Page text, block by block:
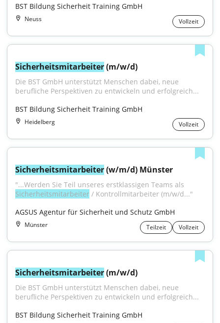
BST Bildung Sicherheit Training GmbH
Neuss Vollzeit
Sicherheitsmitarbeiter (m/w/d)
Die BST GmbH unterstützt Menschen dabei, neue
berufliche Perspektiven zu entwickeln und erfolgreich...
BST Bildung Sicherheit Training GmbH
Heidelberg Vollzeit
Sicherheitsmitarbeiter (w/m/d) Münster
Sicherheitsmitarbeiter / Kontrollmitarbeiter (m/w/d..."
AGSUS Agentur für Sicherheit und Schutz GmbH
Münster Teilzeit Vollzeit
Sicherheitsmitarbeiter (m/w/d)
Die BST GmbH unterstützt Menschen dabei, neue
berufliche Perspektiven zu entwickeln und erfolgreich...
BST Bildung Sicherheit Training GmbH